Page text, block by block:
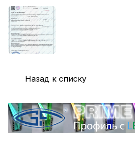
Назад к списку